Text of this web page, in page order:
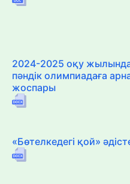
2024-2025 оқу
пәндік олимпиадаға
жоспары
«Бөтелкедегі қой»